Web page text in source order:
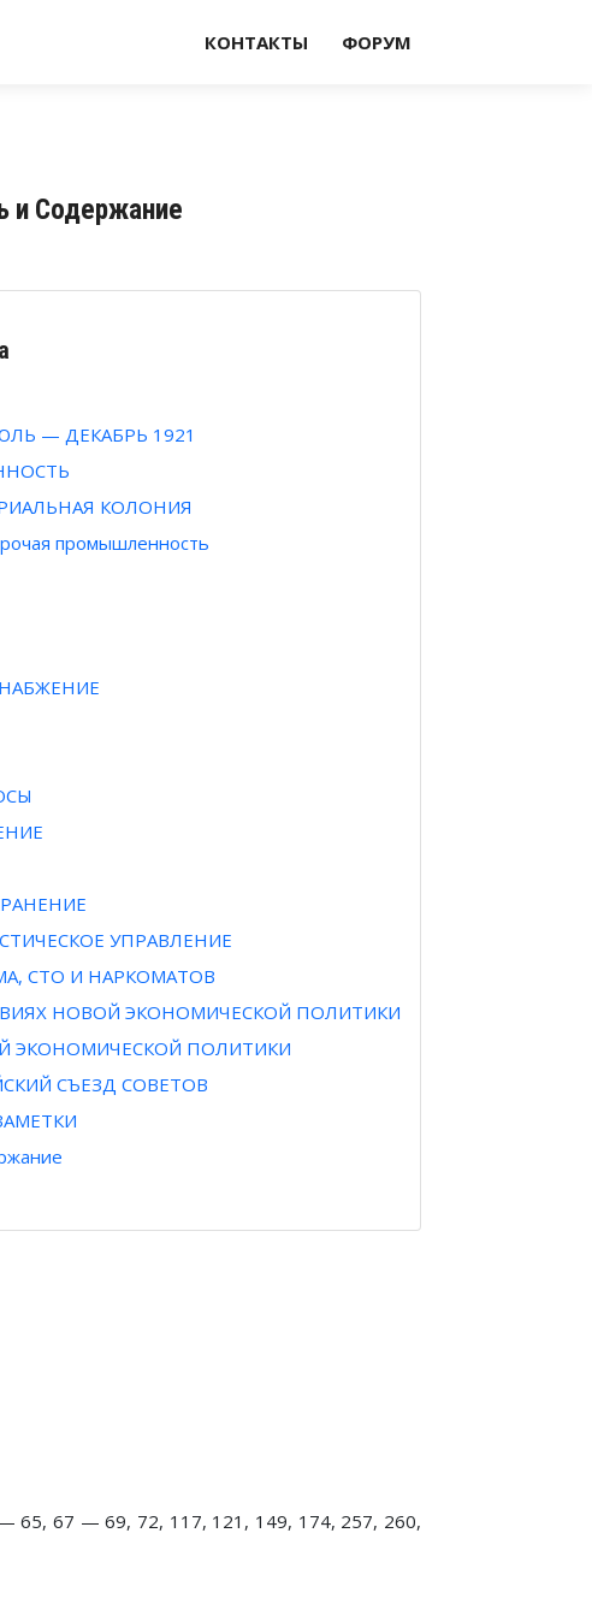
КОНТАКТЫ ФОРУМ
и Содержание
— ДЕКАБРЬ 1921
КОЛОНИЯ
промышленность
УПРАВЛЕНИЕ
СТО И НАРКОМАТОВ
НОВОЙ ЭКОНОМИЧЕСКОЙ ПОЛИТИКИ
ЭКОНОМИЧЕСКОЙ ПОЛИТИКИ
СЪЕЗД СОВЕТОВ
65, 67 — 69, 72, 117, 121, 149, 174, 257, 260,